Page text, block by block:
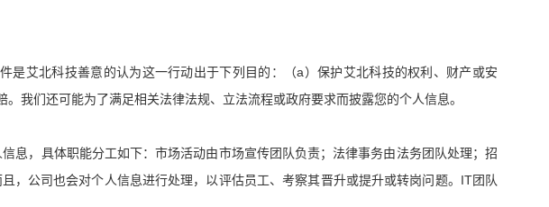
是艾北科技善意的认为这一行动出于下列目的：（a ）保护艾北科技的权利、财产或安
我们还可能为了满足相关法律法规、立法流程或政府要求而披露您的个人信息。
息，具体职能分工如下：市场活动由市场宣传团队负责；法律事务由法务团队处理；招
，公司也会对个人信息进行处理，以评估员工、考察其晋升或提升或转岗问题。 IT团队